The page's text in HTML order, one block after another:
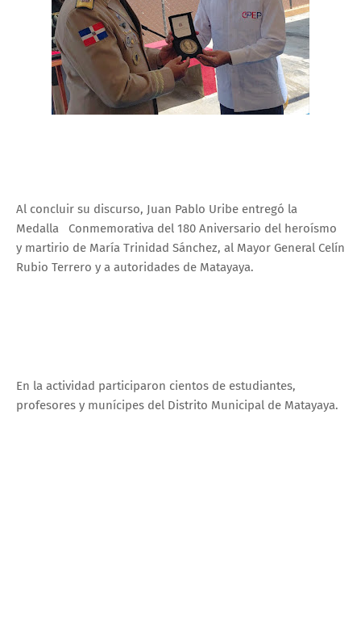
Al concluir su discurso, Juan Pablo Uribe entregó la
Medalla Conmemorativa del 180 Aniversario del heroísmo
y martirio de María Trinidad Sánchez, al Mayor General Celín
Rubio Terrero y a autoridades de Matayaya.
En la actividad participaron cientos de estudiantes,
profesores y munícipes del Distrito Municipal de Matayaya.